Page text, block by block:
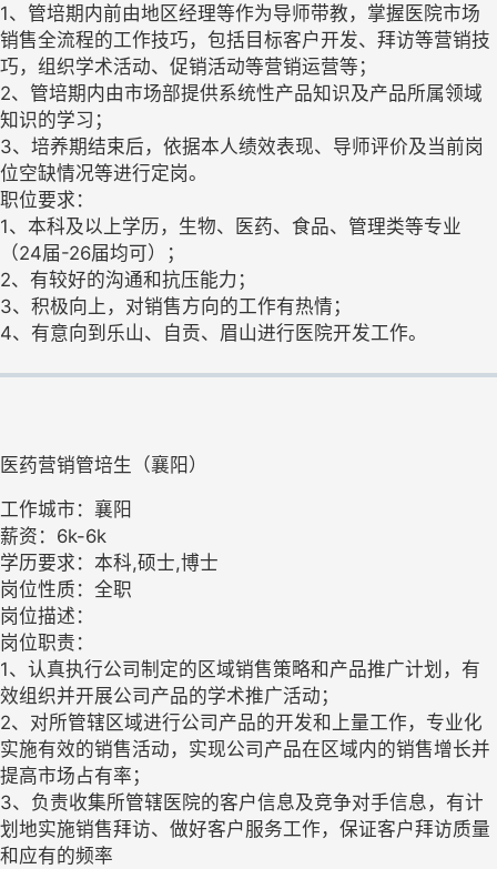
1、管培期内前由地区经理等作为导师带教，掌握医院市场
销售全流程的工作技巧，包括目标客户开发、拜访等营销技
巧，组织学术活动、促销活动等营销运营等；
2、管培期内由市场部提供系统性产品知识及产品所属领域
知识的学习；
3、培养期结束后，依据本人绩效表现、导师评价及当前岗
位空缺情况等进行定岗。
职位要求：
1、本科及以上学历，生物、医药、食品、管理类等专业
（24届-26届均可）；
2、有较好的沟通和抗压能力；
3、积极向上，对销售方向的工作有热情；
4、有意向到乐山、自贡、眉山进行医院开发工作。
医药营销管培生（襄阳）
工作城市：襄阳
薪资：6k-6k
学历要求：本科,硕士,博士
岗位性质：全职
岗位描述：
岗位职责：
1、认真执行公司制定的区域销售策略和产品推广计划，有
效组织并开展公司产品的学术推广活动；
2、对所管辖区域进行公司产品的开发和上量工作，专业化
实施有效的销售活动，实现公司产品在区域内的销售增长并
提高市场占有率；
3、负责收集所管辖医院的客户信息及竞争对手信息，有计
划地实施销售拜访、做好客户服务工作，保证客户拜访质量
和应有的频率